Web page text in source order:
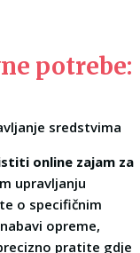
potrebe:
sredstvima
online zajam za
upravljanju
o specifičnim
opreme,
pratite gdje